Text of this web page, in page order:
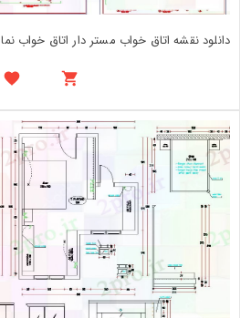
دانلود نقشه اتاق خواب مستر دار اتاق خواب نما 4 در 9 متر (کد154792)